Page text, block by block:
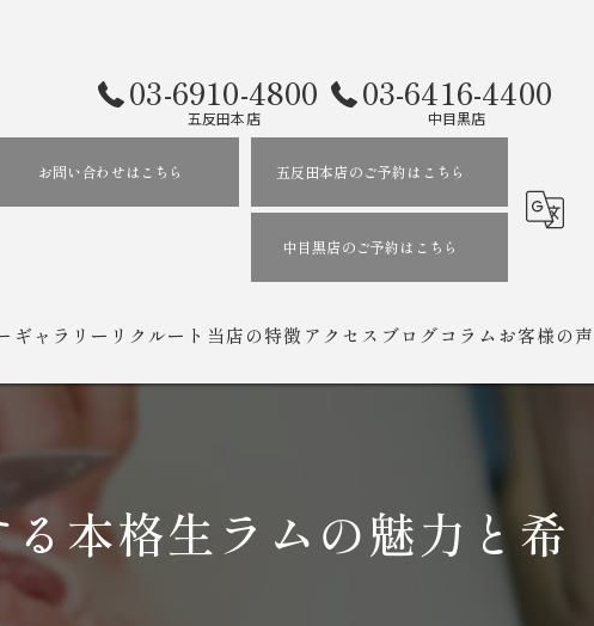
03-6910-4800
五反田本店
03-6416-4400
中目黒店
お問い合わせはこちら 五反田本店のご予約はこちら
中目黒店のご予約はこちら
ギャラリー リクルート 当店の特徴
ジンギスカン鍋
アクセス
遠野ジンギスカンよし田 高田馬場店
ブログコラムお客様の声
本格生ラムの魅力と希